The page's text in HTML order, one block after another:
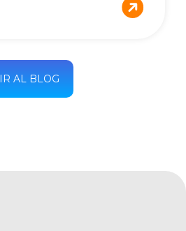
IR AL BLOG